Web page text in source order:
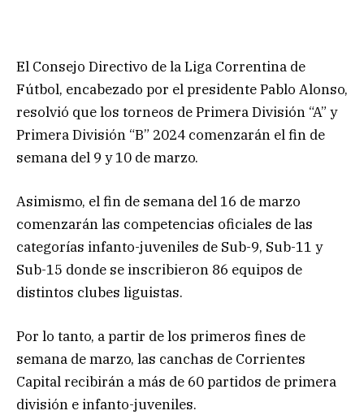
El Consejo Directivo de la Liga Correntina de
Fútbol, encabezado por el presidente Pablo Alonso,
resolvió que los torneos de Primera División “A” y
Primera División “B” 2024 comenzarán el fin de
semana del 9 y 10 de marzo.
Asimismo, el fin de semana del 16 de marzo
comenzarán las competencias oficiales de las
categorías infanto-juveniles de Sub-9, Sub-11 y
Sub-15 donde se inscribieron 86 equipos de
distintos clubes liguistas.
Por lo tanto, a partir de los primeros fines de
semana de marzo, las canchas de Corrientes
Capital recibirán a más de 60 partidos de primera
división e infanto-juveniles.